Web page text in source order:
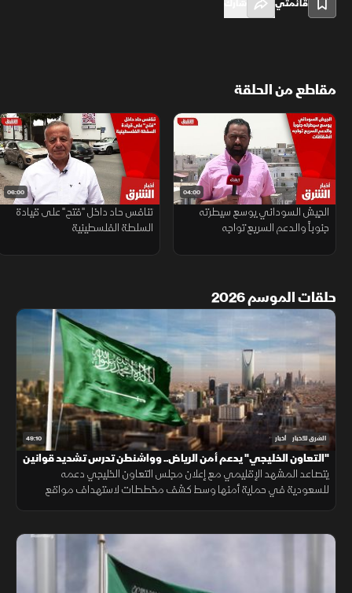
قائمتي
مقاطع من الحلقة
04:00
الجيش السوداني يوسع سيطرته
جنوباً والدعم السريع تواجه
06:00
تنافس حاد داخل "فتح" على قيادة
السلطة الفلسطينية
حلقات الموسم 2026
49:10 الشرق للأخبار أخبار
"التعاون الخليجي" يدعم أمن الرياض.. وواشنطن تدرس تشديد قوانين
الهجرة
يتصاعد المشهد الإقليمي مع إعلان مجلس التعاون الخليجي دعمه
للسعودية في حماية أمنها وسط كشف مخططات لاستهداف مواقع